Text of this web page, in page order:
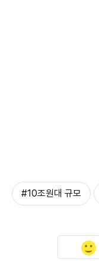
#10조원대 규모